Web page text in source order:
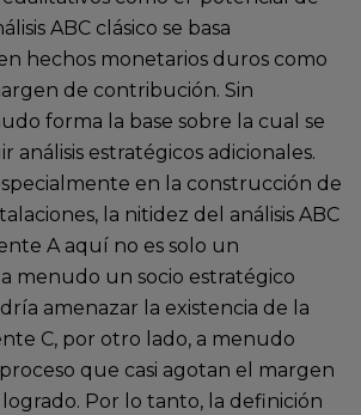
ABC clásico se basa
hechos monetarios duros como
de contribución. Sin
forma la base sobre la cual se
análisis estratégicos adicionales.
en la construcción de
la nitidez del análisis ABC
A aquí no es solo un
menudo un socio estratégico
amenazar la existencia de la
C, por otro lado, a menudo
que casi agotan el margen
Por lo tanto, la definición